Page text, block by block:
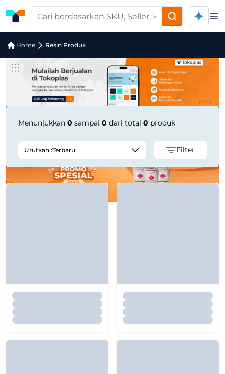
Home Resin Produk
Pencarian Produk "High-Stiffness
Menunjukkan 0 sampai 0 dari total 0 produk
Urutkan :Terbaru Filter